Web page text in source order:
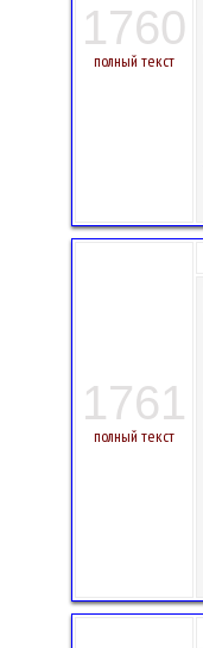
1760
полный текст
1761
полный текст